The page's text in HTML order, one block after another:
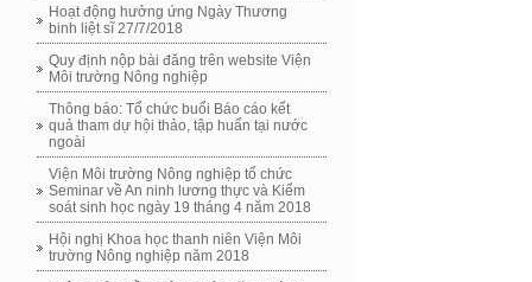
Hoạt động hưởng ứng Ngày Thương
binh liệt sĩ 27/7/2018
Quy định nộp bài đăng trên website Viện
Môi trường Nông nghiệp
Thông báo: Tổ chức buổi Báo cáo kết
quả tham dự hội thảo, tập huấn tại nước
ngoài
Viện Môi trường Nông nghiệp tổ chức
Seminar về An ninh lương thực và Kiểm
soát sinh học ngày 19 tháng 4 năm 2018
Hội nghị Khoa học thanh niên Viện Môi
trường Nông nghiệp năm 2018